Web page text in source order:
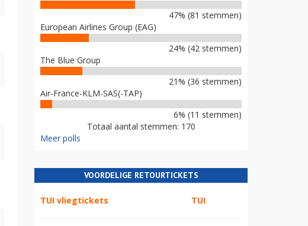
47% (81 stemmen)
European Airlines Group (EAG)
24% (42 stemmen)
The Blue Group
21% (36 stemmen)
Air-France-KLM-SAS(-TAP)
6% (11 stemmen)
Totaal aantal stemmen: 170
Meer polls
VOORDELIGE RETOURTICKETS
TUI vliegtickets TUI